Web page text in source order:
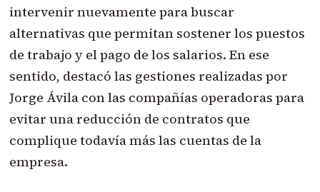
intervenir nuevamente para buscar
alternativas que permitan sostener los puestos
de trabajo y el pago de los salarios. En ese
sentido, destacó las gestiones realizadas por
Jorge Ávila con las compañías operadoras para
evitar una reducción de contratos que
complique todavía más las cuentas de la
empresa.